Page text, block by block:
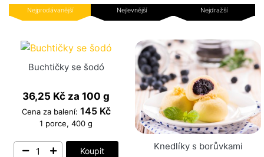
NABÍDKA
GRILOVÁNÍ
JAK
NAKOUPIT?
HLUBOKÉ
KARIÉRA
Nejprodávanější Nejlevnější Nejdražší
Buchtičky se šodó
36,25 Kč za 100 g
Cena za balení: 145 Kč
1 porce, 400 g
Koupit Knedlíky s borůvkami